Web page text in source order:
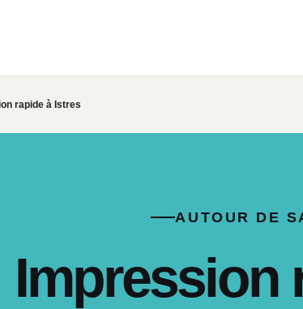
rapide à Istres
AUTOUR DE
Impression